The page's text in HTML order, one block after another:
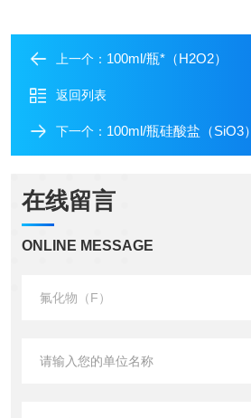
上一个： 100ml/瓶*（H2O2）
返回列表
下一个： 100ml/瓶硅酸盐（SiO3）
在线留言
ONLINE MESSAGE